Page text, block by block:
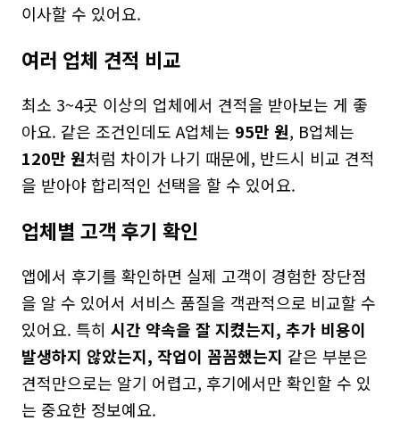
이사할 수 있어요.
여러 업체 견적 비교
최소 3~4곳 이상의 업체에서 견적을 받아보는 게 좋
아요. 같은 조건인데도 A업체는 95만 원
120만 원처럼 차이가 나기 때문에, 반드시 비교 견적
을 받아야 합리적인 선택을 할 수 있어요.
업체별 고객 후기 확인
앱에서 후기를 확인하면 실제 고객이 경험한 장단점
을 알 수 있어서 서비스 품질을 객관적으로 비교할 수
있어요. 특히 시간 약속을 잘 지켰는지, 추가 비용이
발생하지 않았는지, 작업이 꼼꼼했는지 같은 부분은
견적만으로는 알기 어렵고, 후기에서만 확인할 수 있
는 중요한 정보예요.